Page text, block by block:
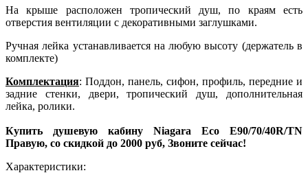
На крыше расположен тропический душ, по краям есть
отверстия вентиляции с декоративными заглушками.
Ручная лейка устанавливается на любую высоту (держатель в
комплекте)
Комплектация: Поддон, панель, сифон, профиль, передние и
задние стенки, двери, тропический душ, дополнительная
лейка, ролики.
Купить душевую кабину Niagara Eco E90/70/40R/ТN
Правую, со скидкой до 2000 руб, Звоните сейчас!
Характеристики: